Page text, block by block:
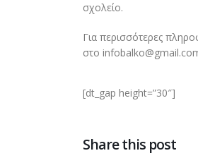
σχολείο.
Για περισσότερες
στο
[dt_gap height=”30″]
Share this post